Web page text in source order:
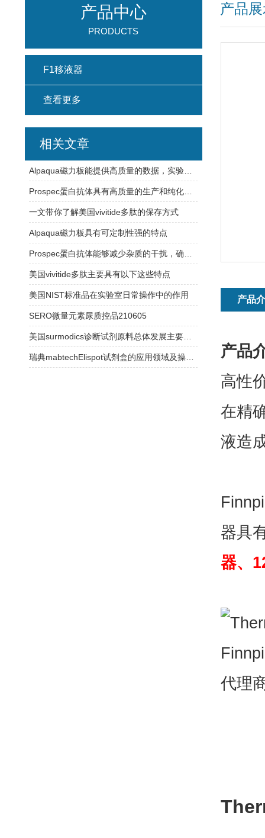
产品
产品
产品
高性
在精
液造
器具
器、
产品中心
PRODUCTS
F1移液器
查看更多
相关文章
一文带你了解美国vivitide多肽的保存方式
Alpaqua磁力板具有可定制性强的特点
美国vivitide多肽主要具有以下这些特点
美国NIST标准品在实验室日常操作中的作用
SERO微量元素尿质控品210605